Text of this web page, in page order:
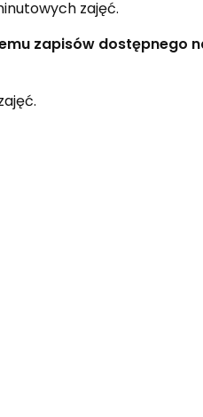
zajęć.
zapisów dostępnego